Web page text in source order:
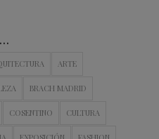
ARTE
BRACH MADRID
COSENTINO CULTURA